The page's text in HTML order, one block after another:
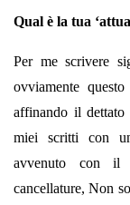
Qual è la tua
Per me scrivere
ovviamente
affinando il
miei scritti con
avvenuto con il
cancellature, Non